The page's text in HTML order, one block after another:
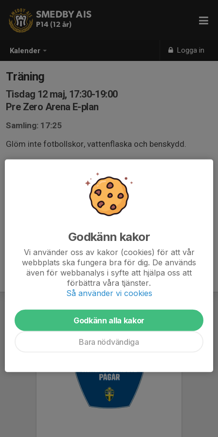
Kalender Logga in
SMEDBY AIS
P14 (12 år)
Träning
Tisdag 12 maj, 17:30-19:00
Pre Zero Arena E-plan
Samling: 17:25
Glöm inte fotbollskor, vattenflaska och benskydd.
kan komma eller ej, för att träningen ska kunna planeras
och genomföras på bästa sätt.
Ha gärna svarta kläder. Svart tröja och svarta shorts.
Godkänn kakor
Vi använder oss av kakor (cookies) för att vår
webbplats ska fungera bra för dig. De används
även för webbanalys i syfte att hjälpa oss att
förbättra våra tjänster.
Så använder vi cookies
Godkänn alla kakor
Bara nödvändiga